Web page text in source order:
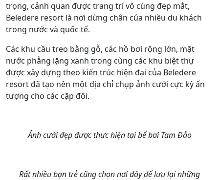
trọng, cảnh quan được trang trí vô cùng đẹp mắt,
Beledere resort là nơi dừng chân của nhiều du khách
trong nước và quốc tế.
Các khu cầu treo bằng gỗ, các hồ bơi rộng lớn, mặt
nước phẳng lặng xanh trong cùng các khu biệt thự
được xây dựng theo kiến trúc hiện đại của Beledere
resort đã tạo nên một địa chỉ chụp ảnh cưới cực kỳ ấn
tượng cho các cặp đôi.
Ảnh cưới đẹp được thực hiện tại bể bơi Tam Đảo
Rất nhiều bạn trẻ cũng chọn nơi đây để lưu lại những